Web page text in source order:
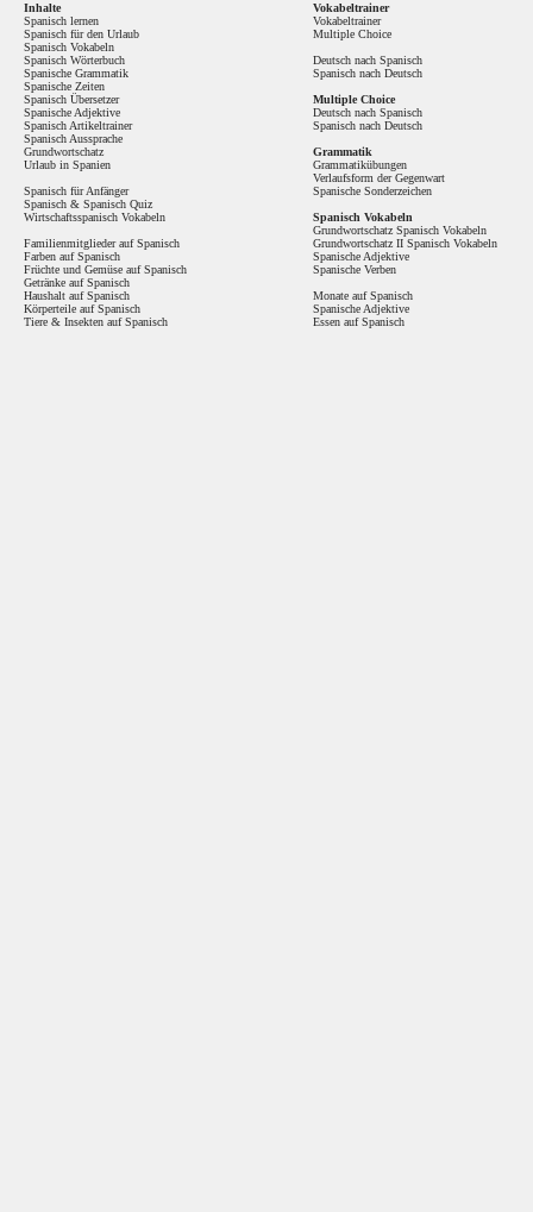
Inhalte
Spanisch lernen
Spanisch für den Urlaub
Spanisch Vokabeln
Spanisch Wörterbuch
Spanische Grammatik
Spanische Zeiten
Spanisch Übersetzer
Spanische Adjektive
Spanisch Artikeltrainer
Spanisch Aussprache
Grundwortschatz
Urlaub in Spanien
Spanisch für Anfänger
Spanisch & Spanisch Quiz
Wirtschaftsspanisch Vokabeln
Familienmitglieder auf Spanisch
Farben auf Spanisch
Früchte und Gemüse auf Spanisch
Getränke auf Spanisch
Haushalt auf Spanisch
Körperteile auf Spanisch
Tiere & Insekten auf Spanisch
Vokabeltrainer
Vokabeltrainer
Multiple Choice
Deutsch nach Spanisch
Spanisch nach Deutsch
Multiple Choice
Deutsch nach Spanisch
Spanisch nach Deutsch
Grammatik
Grammatikübungen
Verlaufsform der Gegenwart
Spanische Sonderzeichen
Spanisch Vokabeln
Grundwortschatz Spanisch Vokabeln
Grundwortschatz II Spanisch Vokabeln
Spanische Adjektive
Spanische Verben
Monate auf Spanisch
Spanische Adjektive
Essen auf Spanisch